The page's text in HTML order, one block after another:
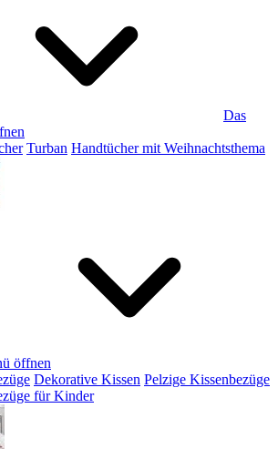
Das
Turban Handtücher mit Weihnachtsthema
öffnen
Dekorative Kissen Pelzige Kissenbezüge
für Kinder